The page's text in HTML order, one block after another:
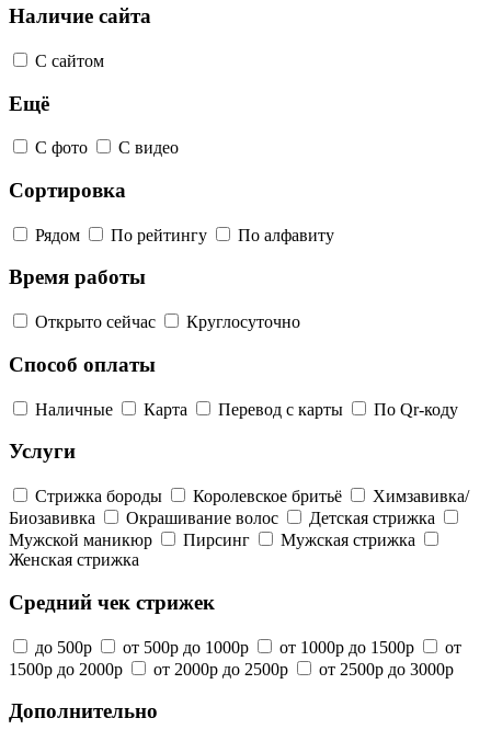
Наличие сайта
С сайтом
Ещё
С фото С видео
Сортировка
Рядом По рейтингу По алфавиту
Время работы
Открыто сейчас Круглосуточно
Способ оплаты
Наличные Карта Перевод с карты По Qr-коду
Услуги
Стрижка бороды Королевское бритьё
Химзавивка/
Биозавивка
Окрашивание волос
Детская стрижка
Мужской маникюр
Пирсинг
Мужская стрижка
Женская стрижка
Средний чек стрижек
до 500р от 500р до 1000р от 1000р до 1500р
от
1500р до 2000р
от 2000р до 2500р от 2500р до 3000р
Дополнительно